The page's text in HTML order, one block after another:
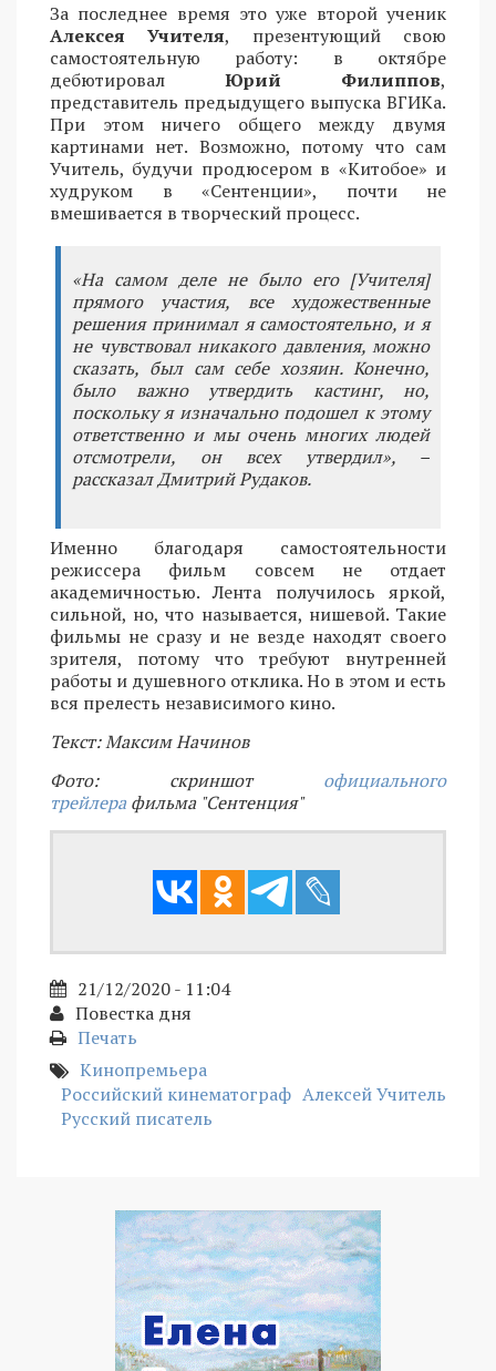
За последнее время это уже второй ученик
Алексея Учителя, презентующий свою
самостоятельную работу: в октябре
дебютировал Юрий Филиппов,
представитель предыдущего выпуска ВГИКа.
При этом ничего общего между двумя
картинами нет. Возможно, потому что сам
Учитель, будучи продюсером в «Китобое» и
худруком в «Сентенции», почти не
вмешивается в творческий процесс.
«На самом деле не было его [Учителя]
прямого участия, все художественные
решения принимал я самостоятельно, и я
не чувствовал никакого давления, можно
сказать, был сам себе хозяин. Конечно,
было важно утвердить кастинг, но,
поскольку я изначально подошел к этому
ответственно и мы очень многих людей
отсмотрели, он всех утвердил», –
рассказал Дмитрий Рудаков.
Именно благодаря самостоятельности
режиссера фильм совсем не отдает
академичностью. Лента получилось яркой,
сильной, но, что называется, нишевой. Такие
фильмы не сразу и не везде находят своего
зрителя, потому что требуют внутренней
работы и душевного отклика. Но в этом и есть
вся прелесть независимого кино.
Текст: Максим Начинов
Фото: скриншот официального
трейлерафильма "Сентенция"
21/12/2020 - 11:04
Повестка дня
Печать
Кинопремьера
Российский кинематограф Алексей Учитель
Русский писатель